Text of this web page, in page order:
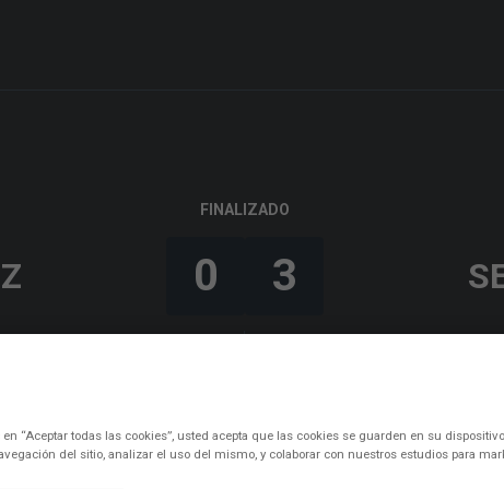
FINALIZADO
0 3
“Aceptar todas las cookies”, usted acepta que las cookies se guarden en su
del sitio, analizar el uso del mismo, y colaborar con nuestros estudios para